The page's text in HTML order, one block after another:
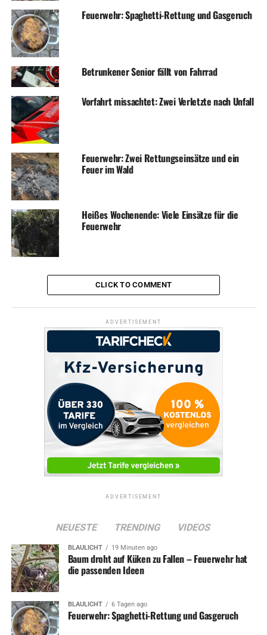
RELATED TOPICS: STADTVERWALTUNG TERMINE
UP NEXT
Sadtmarketingbüro macht Weihnachtsurlaub
DON'T MISS
Ruhrhöhenweg 12: Geringe Fahrbahneinengung wegen
Bauarbeiten
Feuerwehr: Spaghetti-Rettung und Gasgeruch
Betrunkener Senior fällt von Fahrrad
Vorfahrt missachtet: Zwei Verletzte nach Unfall
Feuerwehr: Zwei Rettungseinsätze und ein
Feuer im Wald
Heißes Wochenende: Viele Einsätze für die
Feuerwehr
CLICK TO COMMENT
ADVERTISEMENT
ADVERTISEMENT
NEUESTE TRENDING VIDEOS
BLAULICHT 19 Minuten ago
Baum droht auf Küken zu Fallen – Feuerwehr hat
die passenden Ideen
BLAULICHT 6 Tagen ago
Feuerwehr: Spaghetti-Rettung und Gasgeruch